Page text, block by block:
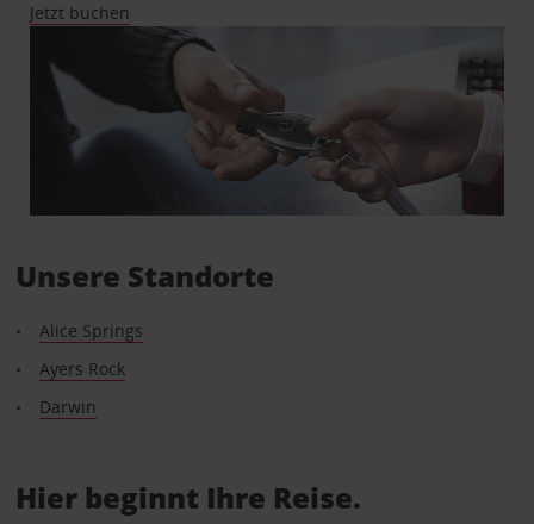
Jetzt buchen
Unsere Standorte
Alice Springs
Ayers Rock
Darwin
Hier beginnt Ihre Reise.